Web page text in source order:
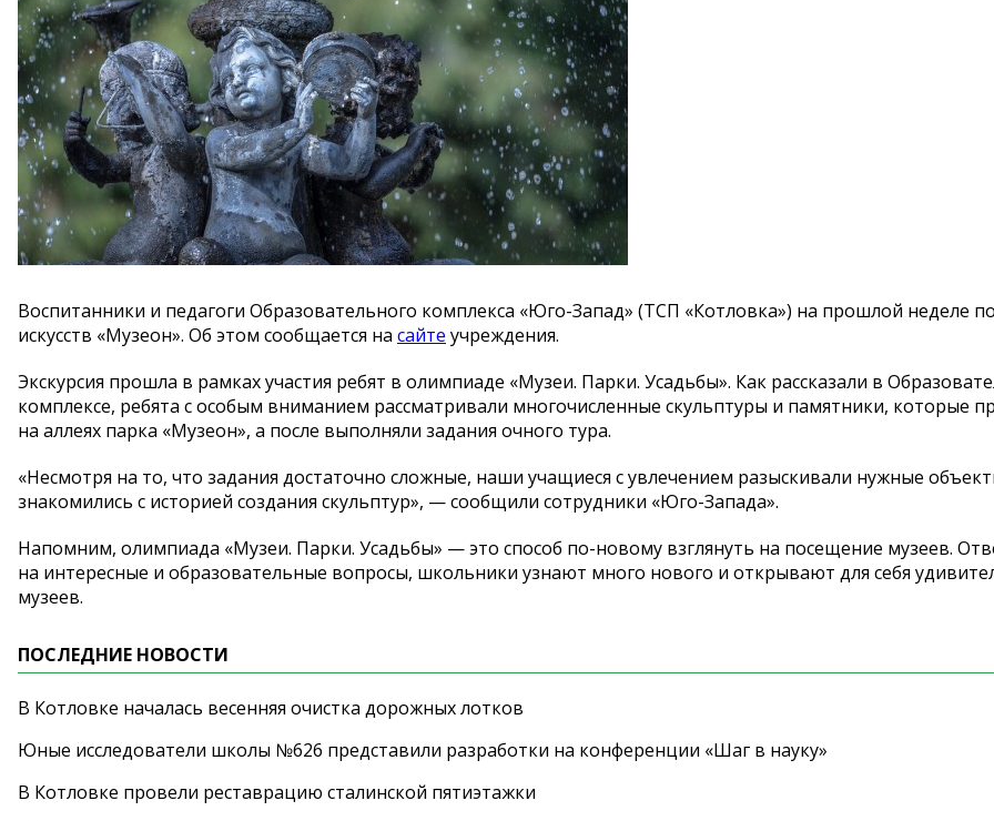
Воспитанники и педагоги Образовательного комплекса «Юго-Запад» (ТСП «Котловка») на прошлой неделе
искусств «Музеон». Об этом сообщается на сайте учреждения.
Экскурсия прошла в рамках участия ребят в олимпиаде «Музеи. Парки. Усадьбы». Как рассказали в
комплексе, ребята сособым вниманием рассматривали многочисленные скульптуры и памятники, которые
на аллеях парка «Музеон», а после выполняли задания очного тура.
«Несмотря на то, что задания достаточно сложные, наши учащиеся сувлечением разыскивали нужные
знакомились с историей создания скульптур», —сообщили сотрудники «Юго-Запада».
Напомним, олимпиада «Музеи. Парки. Усадьбы» —это способ по-новому взглянуть на посещение музеев.
на интересные и образовательные вопросы, школьники узнают много нового и открывают для себя
музеев.
ПОСЛЕДНИЕ НОВОСТИ
В Котловке началась весенняя очистка дорожных лотков
Юные исследователи школы №626 представили разработки на конференции «Шаг в науку»
В Котловке провели реставрацию сталинской пятиэтажки